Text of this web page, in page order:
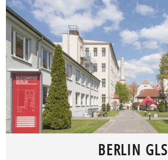
BERLIN GLS